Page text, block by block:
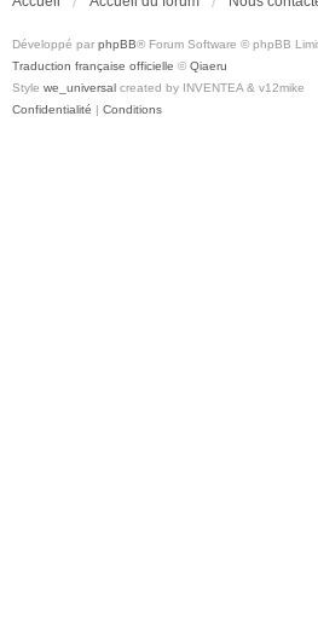
Développé par phpBB® Forum Software © phpBB
Traduction française officielle © Qiaeru
Style we_universal created by INVENTEA & v12mike
Confidentialité | Conditions